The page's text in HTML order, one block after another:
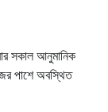
সকাল আনুমানিক
পাশে অবস্থিত